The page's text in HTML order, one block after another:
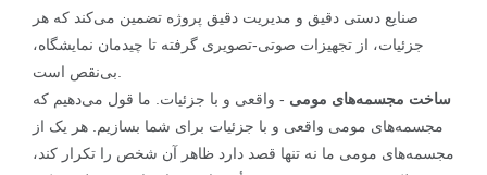
صنایع دستی دقیق و مدیریت دقیق پروژه تضمین می‌کند که هر
جزئیات، از تجهیزات صوتی-تصویری گرفته تا چیدمان نمایشگاه،
ساخت مجسمه‌های مومی - واقعی و با جزئیات. ما قول می‌دهیم که
مجسمه‌های مومی واقعی و با جزئیات برای شما بسازیم. هر یک از
مجسمه‌های مومی ما نه تنها قصد دارد ظاهر آن شخص را تکرار کند،